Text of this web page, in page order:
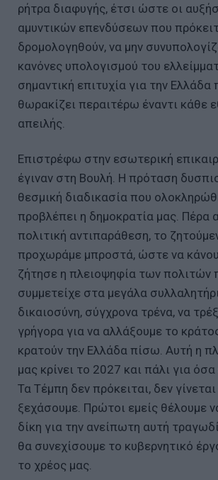
ρήτρα διαφυγής, έτσι ώστε οι
αμυντικών επενδύσεων που
δρομολογηθούν, να μην
κανόνες υπολογισμού του
σημαντική επιτυχία για την Ελλάδα
θωρακίζει περαιτέρω έναντι κάθε
απειλής.
Επιστρέφω στην εσωτερική
έγιναν στη Βουλή. Η πρόταση
θεσμική διαδικασία που
προβλέπει η δημοκρατία μας. Πέρα
πολιτική αντιπαράθεση, το
προχωράμε μπροστά, ώστε να
ζήτησε η πλειοψηφία των πολιτών
συμμετείχε στα μεγάλα
δικαιοσύνη, σύγχρονα τρένα, να
γρήγορα για να αλλάξουμε το
κρατούν την Ελλάδα πίσω. Αυτή η
μας κρίνει το 2027 και πάλι για όσα
Τα Τέμπη δεν πρόκειται, δεν
ξεχάσουμε. Πρώτοι εμείς θέλουμε
δίκη για την ανείπωτη αυτή
θα συνεχίσουμε το κυβερνητικό
το χρέος μας.